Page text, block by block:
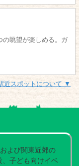
の眺望が楽しめる。ガ
近スポットについて ▼
よび関東近郊の
、子ども向けイベ